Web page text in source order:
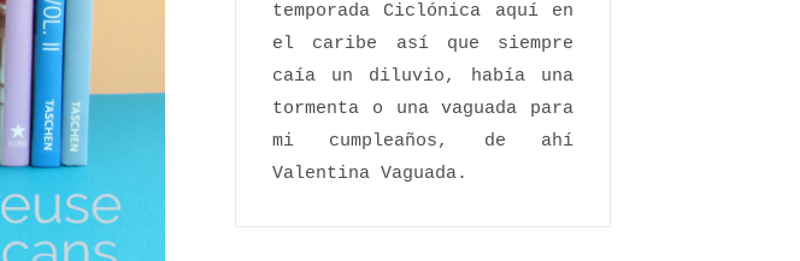
temporada Ciclónica aquí en
el caribe así que siempre
caía un diluvio, había una
tormenta o una vaguada para
mi cumpleaños, de ahí
Valentina Vaguada.